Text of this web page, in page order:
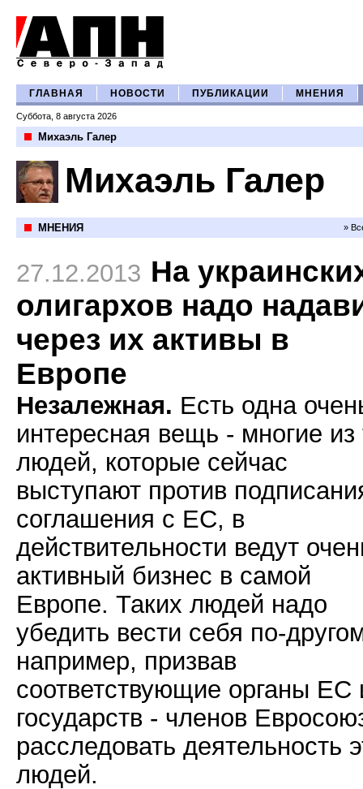
ГЛАВНАЯ НОВОСТИ ПУБЛИКАЦИИ МНЕНИЯ
Суббота, 8 августа 2026
Михаэль Галер
Михаэль Галер
МНЕНИЯ »
27.12.2013 На
олигархов надо
через их активы в
Европе
Незалежная. Есть одна
интересная вещь - многие из
людей, которые сейчас
выступают против
соглашения с ЕС, в
действительности ведут
активный бизнес в самой
Европе. Таких людей надо
убедить вести себя по-
например, призвав
соответствующие органы ЕС
государств - членов
расследовать деятельность
людей.